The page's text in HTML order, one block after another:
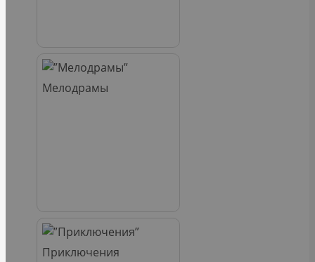
Мелодрамы
Приключения